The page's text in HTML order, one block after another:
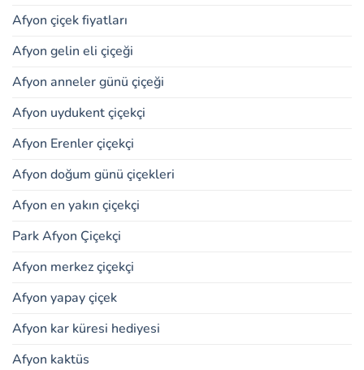
Afyon çiçek fiyatları
Afyon gelin eli çiçeği
Afyon anneler günü çiçeği
Afyon uydukent çiçekçi
Afyon Erenler çiçekçi
Afyon doğum günü çiçekleri
Afyon en yakın çiçekçi
Park Afyon Çiçekçi
Afyon merkez çiçekçi
Afyon yapay çiçek
Afyon kar küresi hediyesi
Afyon kaktüs